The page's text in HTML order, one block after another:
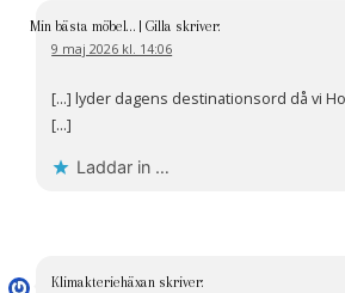
Min bästa möbel… | Gilla skriver:
9 maj 2026 kl. 14:06
[…] lyder dagens destinationsord då vi
[…]
Laddar in …
Klimakteriehäxan skriver: